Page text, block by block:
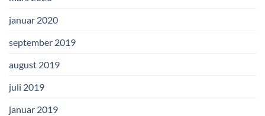
januar 2020
september 2019
august 2019
juli 2019
januar 2019